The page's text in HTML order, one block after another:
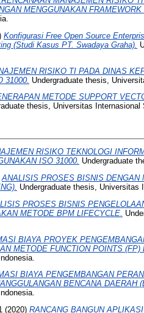
MENGGUNAKAN FRAMEWORK
Konfigurasi Free Open Source
(Studi Kasus PT. Swadaya Graha).
RISIKO TI PADA DINAS
31000. Undergraduate thesis,
METODE SUPPORT
thesis, Universitas Internasional
RISIKO TEKNOLOGI
ISO 31000. Undergraduate
ANALISIS PROSES BISNIS DENGAN
Undergraduate thesis, Universitas
PROSES BISNIS
METODE BPM LIFECYCLE.
BIAYA PROYEK
METODE FUNCTION POINTS (FP)
BIAYA PENGEMBANGAN
BENCANA DAERAH
(2020) RANCANG BANGUN